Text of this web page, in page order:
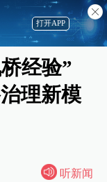
经验”
理新模
听新闻
打开APP